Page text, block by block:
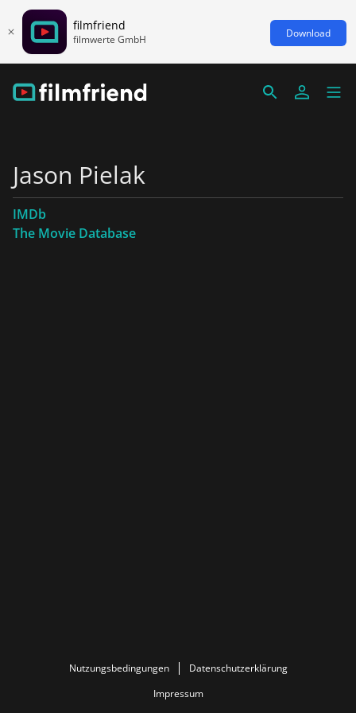
filmfriend
filmwerte GmbH Download
Jason Pielak
IMDb
The Movie Database
Nutzungsbedingungen
Datenschutzerklärung
Impressum